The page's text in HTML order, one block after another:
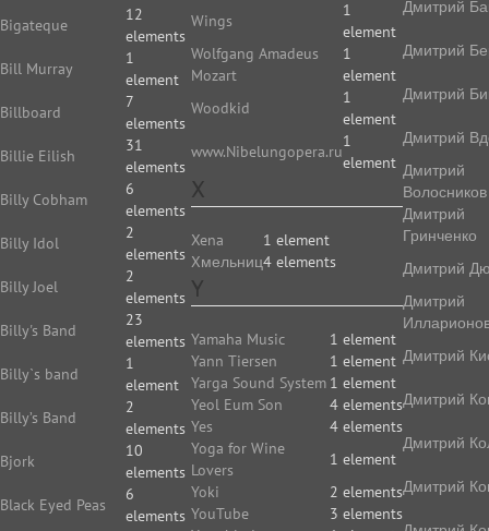
Bigateque
12
elements
Bill Murray
1
element
Billboard
7
elements
Billie Eilish
31
elements
Billy Cobham
6
elements
Billy Idol
2
elements
Billy Joel
2
elements
Billy's Band
23
elements
Billy`s band
1
element
Billy’s Band
2
elements
Bjork
10
elements
Black Eyed Peas
6
elements
Wings
1
element
Wolfgang Amadeus
Mozart
1
element
Woodkid
1
element
www.Nibelungopera.ru
1
element
X
Xena
1 element
Xмельниц4 elements
Y
Yamaha Music
1 element
Yann Tiersen
1 element
Yarga Sound System 1 element
Yeol Eum Son
4 elements
Yes
4 elements
Yoga for Wine
Lovers
1 element
Yoki
2 elements
YouTube
3 elements
Дмитрий
Дмитрий
Дмитрий
Дмитрий
Дмитрий
Волосников
Дмитрий
Гринченко
Дмитрий
Дмитрий
Дмитрий
Дмитрий
Дмитрий
Дмитрий